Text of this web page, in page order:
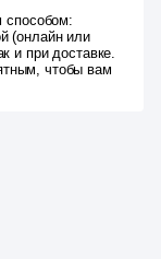
(онлайн или
и при доставке.
чтобы вам